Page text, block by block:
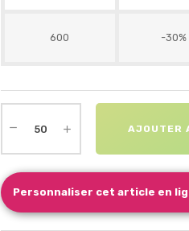
600 -30%
AJOUTER
Personnaliser cet article en